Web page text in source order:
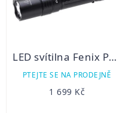
LED svítilna Fenix PD32 V2.0
PTEJTE SE NA PRODEJNĚ
1 699 Kč